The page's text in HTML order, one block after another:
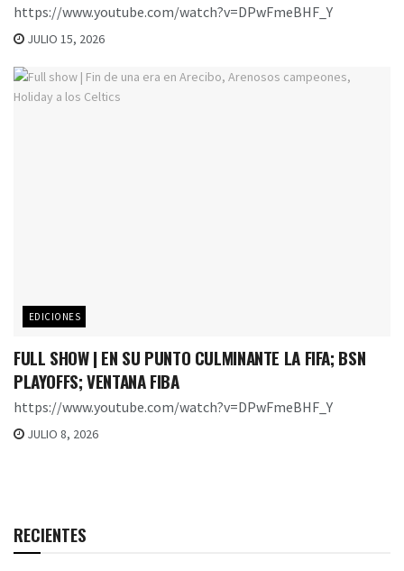
https://www.youtube.com/watch?v=DPwFmeBHF_Y
JULIO 15, 2026
EDICIONES
FULL SHOW | EN SU PUNTO CULMINANTE LA FIFA; BSN
PLAYOFFS; VENTANA FIBA
https://www.youtube.com/watch?v=DPwFmeBHF_Y
JULIO 8, 2026
RECIENTES